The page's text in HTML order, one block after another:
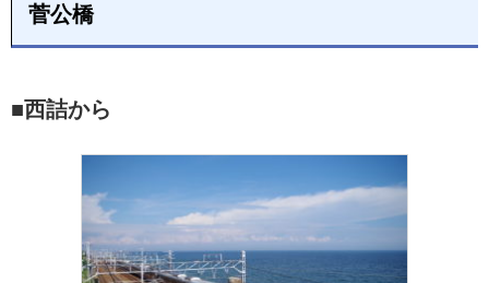
菅公橋
■西詰から